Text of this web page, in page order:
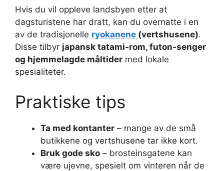
Hvis du vil oppleve landsbyen etter at
dagsturistene har dratt, kan du overnatte i en
av de tradisjonelle ryokanene (vertshusene).
Disse tilbyr japansk tatami-rom, futon-senger
og hjemmelagde måltider med lokale
spesialiteter.
Praktiske tips
Ta med kontanter – mange av de små
butikkene og vertshusene tar ikke kort.
Bruk gode sko – brosteinsgatene kan
være ujevne, spesielt om vinteren når de